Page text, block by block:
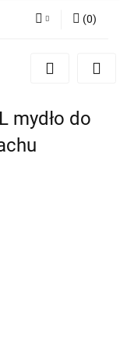
Zaloguj się
(0)
mydło do